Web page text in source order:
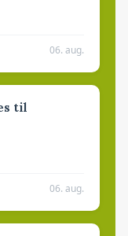
06. aug.
til
06. aug.